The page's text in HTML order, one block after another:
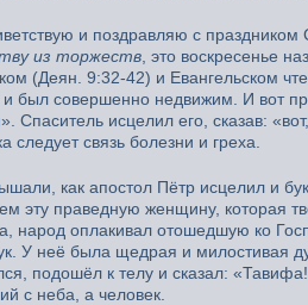
и поздравляю с
из торжеств , это воскресенье
(Деян. 9:32-42) и Евангельском
и был совершенно недвижим. И вот
Спаситель исцелил его, сказав:
следует связь болезни и греха.
как апостол Пётр исцелил и
эту праведную женщину, которая
народ оплакивал отошедшую ко
У неё была щедрая и милостивая
подошёл к телу и сказал:
с неба, а человек.